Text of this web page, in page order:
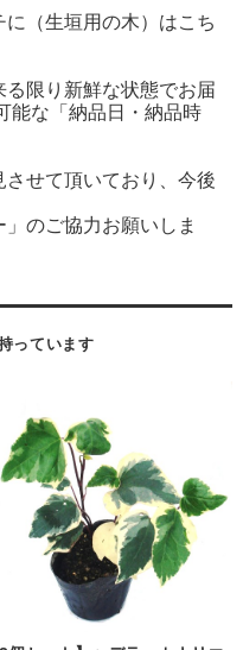
（生垣用の木）はこち
限り新鮮な状態でお届
能な「納品日・納品時
せて頂いており、今後
のご協力お願いしま
っています